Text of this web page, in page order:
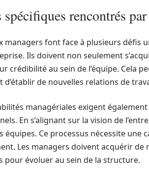
rencontrés
managers font face à plusieurs défis
Ils doivent non seulement
crédibilité au sein de l’équipe. Cela
d’établir de nouvelles relations de
managériales exigent
En s’alignant sur la vision de
équipes. Ce processus nécessite une
Les managers doivent acquérir de
pour évoluer au sein de la structure.